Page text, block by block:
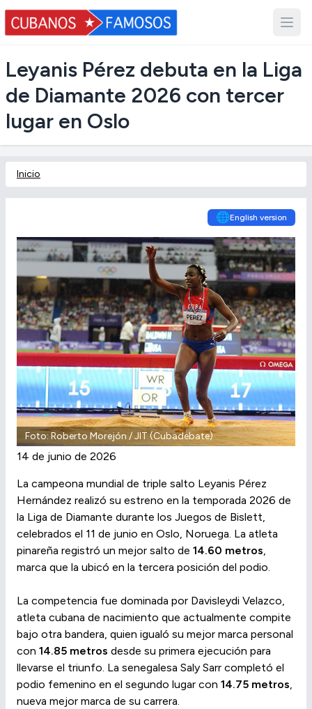
Leyanis Pérez debuta en la Liga
de Diamante 2026 con tercer
lugar en Oslo
Inicio
🌐English version
Foto: Roberto Morejón / JIT (Cubadebate)
14 de junio de 2026
La campeona mundial de triple salto Leyanis Pérez
Hernández realizó su estreno en la temporada 2026 de
la Liga de Diamante durante los Juegos de Bislett,
celebrados el 11 de junio en Oslo, Noruega. La atleta
pinareña registró un mejor salto de 14.60 metros,
marca que la ubicó en la tercera posición del podio.
La competencia fue dominada por Davisleydi Velazco,
atleta cubana de nacimiento que actualmente compite
bajo otra bandera, quien igualó su mejor marca personal
con 14.85 metros desde su primera ejecución para
llevarse el triunfo. La senegalesa Saly Sarr completó el
podio femenino en el segundo lugar con 14.75 metros,
nueva mejor marca de su carrera.